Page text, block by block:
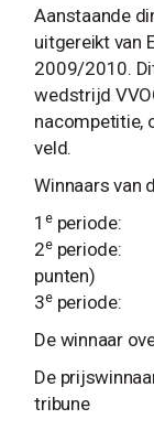
Aanstaande
uitgereikt van
2009/2010.
wedstrijd
nacompetitie,
veld.
Winnaars van
1eperiode:
2eperiode:
punten)
3eperiode:
De winnaar
De
tribune